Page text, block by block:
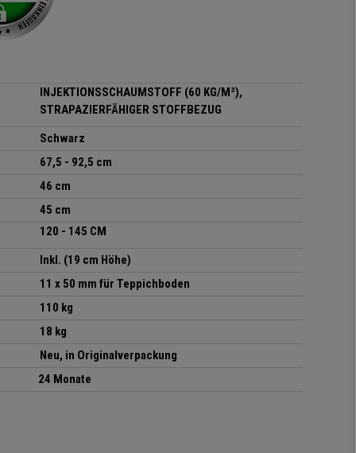
Körperbewegung an.
Klare Kaufempfehlung!
INJEKTIONSSCHAUMSTOFF (60 KG/M³),
STRAPAZIERFÄHIGER STOFFBEZUG
Schwarz
67,5 - 92,5 cm
46 cm
45 cm
120 - 145 CM
Inkl. (19 cm Höhe)
11 x 50 mm für Teppichboden
110 kg
18 kg
Neu, in Originalverpackung
24 Monate